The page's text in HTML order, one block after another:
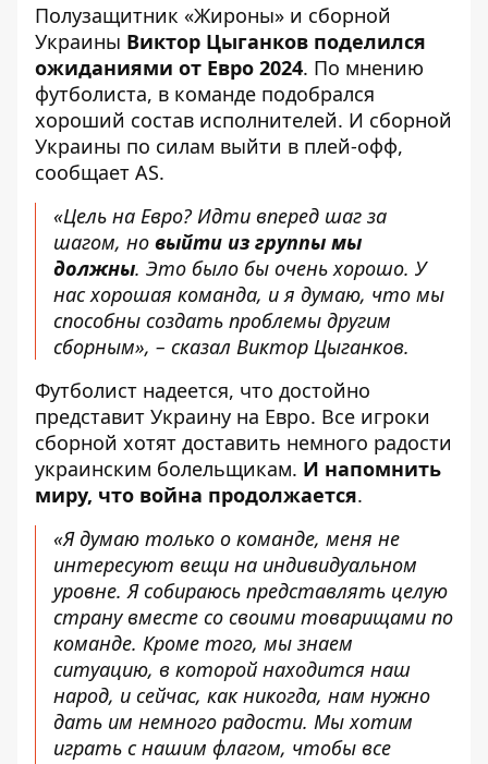
Полузащитник «Жироны» и сборной
Украины Виктор Цыганков поделился
ожиданиями от Евро 2024. По мнению
футболиста, в команде подобрался
хороший состав исполнителей. И сборной
Украины по силам выйти в плей-офф,
сообщает AS.
«Цель на Евро? Идти вперед шаг за
шагом, но выйти из группы мы
должны. Это было бы очень хорошо. У
нас хорошая команда, и я думаю, что мы
способны создать проблемы другим
сборным», – сказал Виктор Цыганков.
Футболист надеется, что достойно
представит Украину на Евро. Все игроки
сборной хотят доставить немного радости
украинским болельщикам. И напомнить
миру, что война продолжается.
«Я думаю только о команде, меня не
интересуют вещи на индивидуальном
уровне. Я собираюсь представлять целую
страну вместе со своими товарищами по
команде. Кроме того, мы знаем
ситуацию, в которой находится наш
народ, и сейчас, как никогда, нам нужно
дать им немного радости. Мы хотим
играть с нашим флагом, чтобы все